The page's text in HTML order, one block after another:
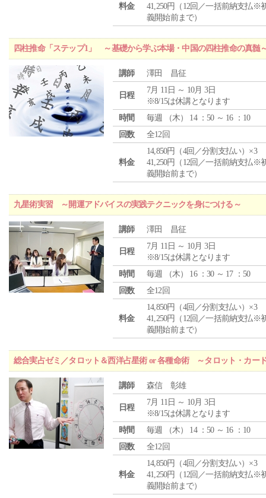
料金
41,250円（12回／一括前納支払※
義開始前まで）
四柱推命「ステップ1」 ～基礎から学ぶ本場・中国の四柱推命の真髄
講師 澤田 昌征
日程
7月 11日 ～ 10月 3日
※8/15は休講となります
時間
毎週 （木） 14 ：50 ～ 16 ：10
回数
全12回
料金
14,850円（4回／分割支払い）×3
41,250円（12回／一括前納支払※
義開始前まで）
九星術実習 ～開運アドバイスの実践テクニックを身につける～
講師 澤田 昌征
日程
7月 11日 ～ 10月 3日
※8/15は休講となります
時間
毎週 （木） 16 ：30 ～ 17 ：50
回数
全12回
料金
14,850円（4回／分割支払い）×3
41,250円（12回／一括前納支払※
義開始前まで）
総合実占ゼミ／タロット＆西洋占星術 or 各種命術 ～タロット・カー
講師 森信 彰雄
日程
7月 11日 ～ 10月 3日
※8/15は休講となります
時間
毎週 （木） 14 ：50 ～ 16 ：10
回数
全12回
料金
14,850円（4回／分割支払い）×3
41,250円（12回／一括前納支払※
義開始前まで）